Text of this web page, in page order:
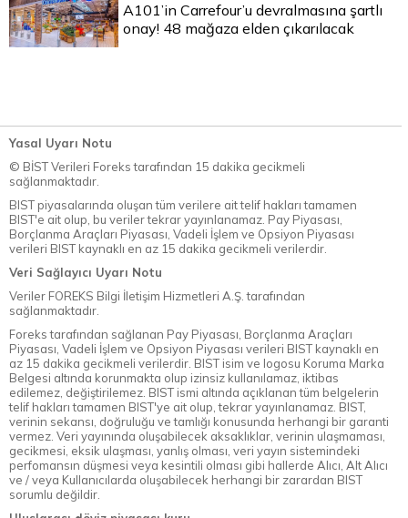
A101’in Carrefour’u devralmasına şartlı
onay! 48 mağaza elden çıkarılacak
Yasal Uyarı Notu
© BİST Verileri Foreks tarafından 15 dakika gecikmeli
sağlanmaktadır.
BIST piyasalarında oluşan tüm verilere ait telif hakları tamamen
BIST'e ait olup, bu veriler tekrar yayınlanamaz. Pay Piyasası,
Borçlanma Araçları Piyasası, Vadeli İşlem ve Opsiyon Piyasası
verileri BIST kaynaklı en az 15 dakika gecikmeli verilerdir.
Veri Sağlayıcı Uyarı Notu
Veriler FOREKS Bilgi İletişim Hizmetleri A.Ş. tarafından
sağlanmaktadır.
Foreks tarafından sağlanan Pay Piyasası, Borçlanma Araçları
Piyasası, Vadeli İşlem ve Opsiyon Piyasası verileri BIST kaynaklı en
az 15 dakika gecikmeli verilerdir. BIST isim ve logosu Koruma Marka
Belgesi altında korunmakta olup izinsiz kullanılamaz, iktibas
edilemez, değiştirilemez. BIST ismi altında açıklanan tüm belgelerin
telif hakları tamamen BIST'ye ait olup, tekrar yayınlanamaz. BIST,
verinin sekansı, doğruluğu ve tamlığı konusunda herhangi bir garanti
vermez. Veri yayınında oluşabilecek aksaklıklar, verinin ulaşmaması,
gecikmesi, eksik ulaşması, yanlış olması, veri yayın sistemindeki
perfomansın düşmesi veya kesintili olması gibi hallerde Alıcı, Alt Alıcı
ve / veya Kullanıcılarda oluşabilecek herhangi bir zarardan BIST
sorumlu değildir.